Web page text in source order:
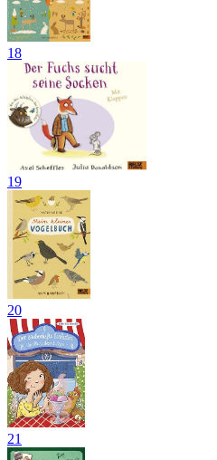
18
19
20
21